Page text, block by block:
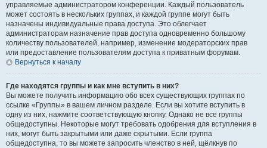
управляемые администратором конференции. Каждый пользователь
может состоять в нескольких группах, и каждой группе могут быть
назначены индивидуальные права доступа. Это облегчает
администраторам назначение прав доступа одновременно большому
количеству пользователей, например, изменение модераторских прав
или предоставление пользователям доступа к приватным форумам.
Вернуться к началу
Где находятся группы и как мне вступить в них?
Вы можете получить информацию обо всех существующих группах по
ссылке «Группы» в вашем личном разделе. Если вы хотите вступить в
одну из них, нажмите соответствующую кнопку. Однако не все группы
общедоступны. Некоторые могут требовать одобрения для вступления в
них, могут быть закрытыми или даже скрытыми. Если группа
общедоступна, то вы можете запросить членство в ней, щёлкнув по